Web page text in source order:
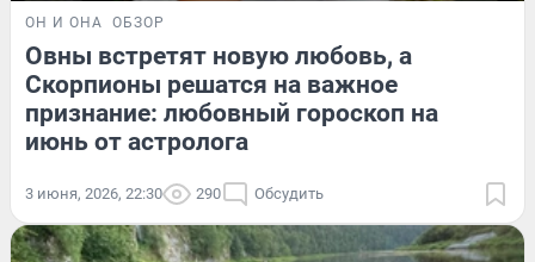
ОН И ОНА ОБЗОР
Овны встретят новую любовь, а
Скорпионы решатся на важное
признание: любовный гороскоп на
июнь от астролога
3 июня, 2026, 22:30 290 Обсудить